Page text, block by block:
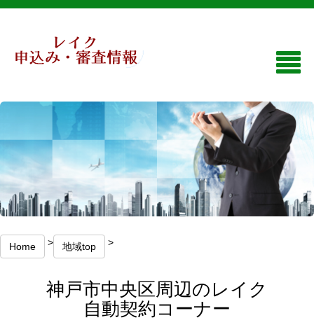
Home > 地域top >
神戸市中央区周辺のレイク
自動契約コーナー